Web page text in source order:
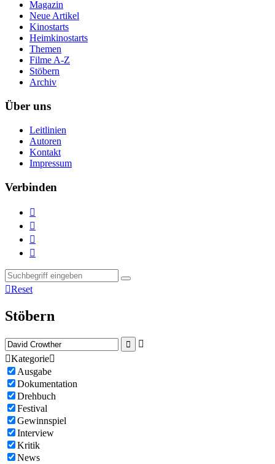
Magazin
Neue Artikel
Kinostarts
Heimkinostarts
Themen
Filme A-Z
Stöbern
Archiv
Über uns
Leitlinien
Autoren
Kontakt
Impressum
Verbinden




Reset
Stöbern


Kategorie
Ausgabe
Dokumentation
Drehbuch
Festival
Gewinnspiel
Interview
Kritik
News